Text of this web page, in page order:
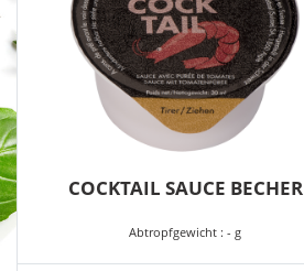
COCKTAIL SAUCE BECHER
Abtropfgewicht : - g